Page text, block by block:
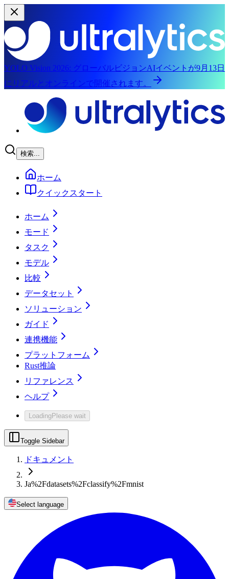
YOLO Vision 2026: グローバルビジョンAIイベントが9月13日
にリアルとオンラインで開催されます。
検索...
ホーム
クイックスタート
ホーム
モード
タスク
モデル
比較
データセット
ソリューション
ガイド
連携機能
プラットフォーム
Rust推論
リファレンス
ヘルプ
LoadingPlease wait
Toggle Sidebar
ドキュメント
Ja%2Fdatasets%2Fclassify%2Fmnist
Select language